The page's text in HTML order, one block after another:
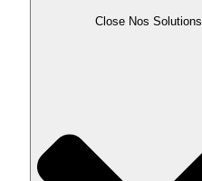
Close Nos Solutions